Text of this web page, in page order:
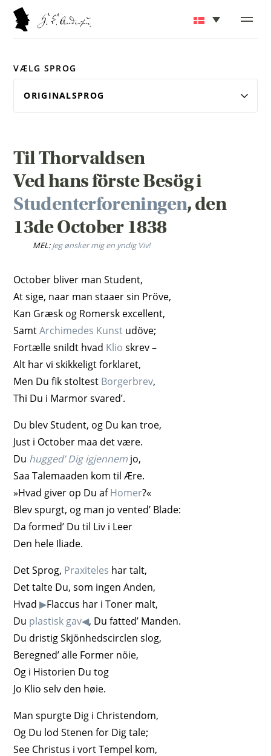
VÆLG SPROG
Til Thorvaldsen
Ved hans förste Besög i
Studenterforeningen, den
13de October 1838
MEL:Jeg ønsker mig en yndig Viv!
October bliver man Student,
At sige, naar man staaer sin Pröve,
Kan Græsk og Romersk excellent,
SamtArchimedes Kunst udöve;
Fortælle snildt hvad Klio skrev –
Alt har vi skikkeligt forklaret,
Men Du fik stoltest Borgerbrev,
Thi Du i Marmor svared’.
Du blev Student, og Du kan troe,
Just i October maa det være.
Du hugged’ Dig igjennem jo,
Saa Talemaaden kom til Ære.
»Hvad giver op Du afHomer?«
Blev spurgt, og man jo vented’ Blade:
Da formed’ Du til Liv i Leer
Den hele Iliade.
Det Sprog, Praxiteles har talt,
Det talte Du, som ingen Anden,
Hvad▶Flaccus har i Toner malt,
Du plastisk gav◀, Du fatted’ Manden.
Du dristig Skjönhedscirclen slog,
Beregned’ alle Former nöie,
Og i Historien Du tog
Jo Klio selv den høie.
Man spurgte Dig i Christendom,
Og Du lod Stenen for Dig tale;
See Christus i vort Tempel kom,